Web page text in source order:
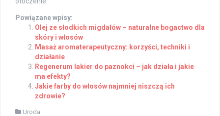
Powiązane wpisy:
Olej ze słodkich migdałów – naturalne bogactwo dla
skóry i włosów
Masaż aromaterapeutyczny: korzyści, techniki i
działanie
Regenerum lakier do paznokci – jak działa i jakie
ma efekty?
Jakie farby do włosów najmniej niszczą ich
zdrowie?
Uroda